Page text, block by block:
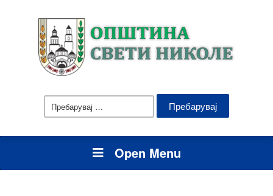
Пребарувај
за:
Open Menu